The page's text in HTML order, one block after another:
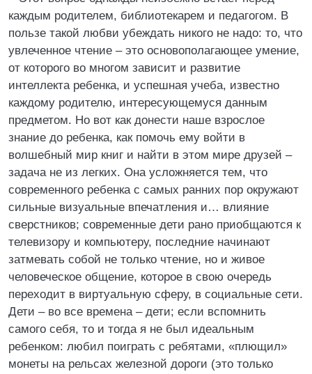
каждым родителем, библиотекарем и педагогом. В
пользе такой любви убеждать никого не надо: то, что
увлеченное чтение – это основополагающее умение,
от которого во многом зависит и развитие
интеллекта ребенка, и успешная учеба, известно
каждому родителю, интересующемуся данным
предметом. Но вот как донести наше взрослое
знание до ребенка, как помочь ему войти в
волшебный мир книг и найти в этом мире друзей –
задача не из легких. Она усложняется тем, что
современного ребенка с самых ранних пор окружают
сильные визуальные впечатления и… влияние
сверстников; современные дети рано приобщаются к
телевизору и компьютеру, последние начинают
затмевать собой не только чтение, но и живое
человеческое общение, которое в свою очередь
переходит в виртуальную сферу, в социальные сети.
Дети – во все времена – дети; если вспомнить
самого себя, то и тогда я не был идеальным
ребенком: любил поиграть с ребятами, «плющил»
монеты на рельсах железной дороги (это только